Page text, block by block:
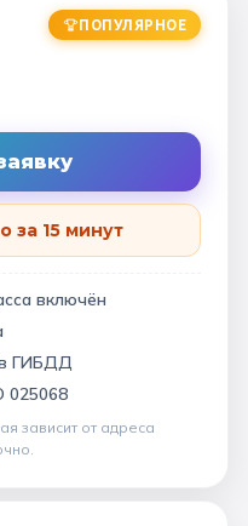
ПОПУЛЯРНОЕ
за 15 минут
включён
в ГИБДД
025068
зависит от адреса